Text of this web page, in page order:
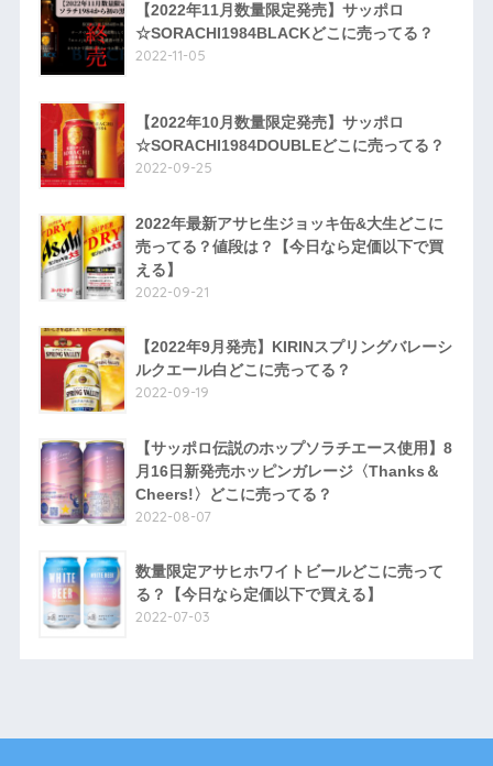
【2022年11月数量限定発売】サッポロ
☆SORACHI1984BLACKどこに売ってる？
2022-11-05
【2022年10月数量限定発売】サッポロ
☆SORACHI1984DOUBLEどこに売ってる？
2022-09-25
2022年最新アサヒ生ジョッキ缶&大生どこに
売ってる？値段は？【今日なら定価以下で買
える】
2022-09-21
【2022年9月発売】KIRINスプリングバレーシ
ルクエール白どこに売ってる？
2022-09-19
【サッポロ伝説のホップソラチエース使用】8
月16日新発売ホッピンガレージ〈Thanks＆
Cheers!〉どこに売ってる？
2022-08-07
数量限定アサヒホワイトビールどこに売って
る？【今日なら定価以下で買える】
2022-07-03